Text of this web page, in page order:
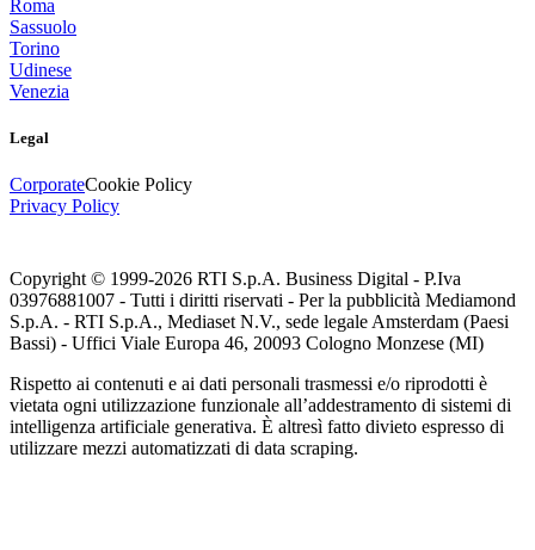
Roma
Sassuolo
Torino
Udinese
Venezia
Legal
CorporateCookie Policy
Privacy Policy
Copyright © 1999-2026 RTI S.p.A. Business Digital - P.Iva
03976881007 - Tutti i diritti riservati - Per la pubblicità Mediamond
S.p.A. - RTI S.p.A., Mediaset N.V., sede legale Amsterdam (Paesi
Bassi) - Uffici Viale Europa 46, 20093 Cologno Monzese (MI)
Rispetto ai contenuti e ai dati personali trasmessi e/o riprodotti è
vietata ogni utilizzazione funzionale all’addestramento di sistemi di
intelligenza artificiale generativa. È altresì fatto divieto espresso di
utilizzare mezzi automatizzati di data scraping.